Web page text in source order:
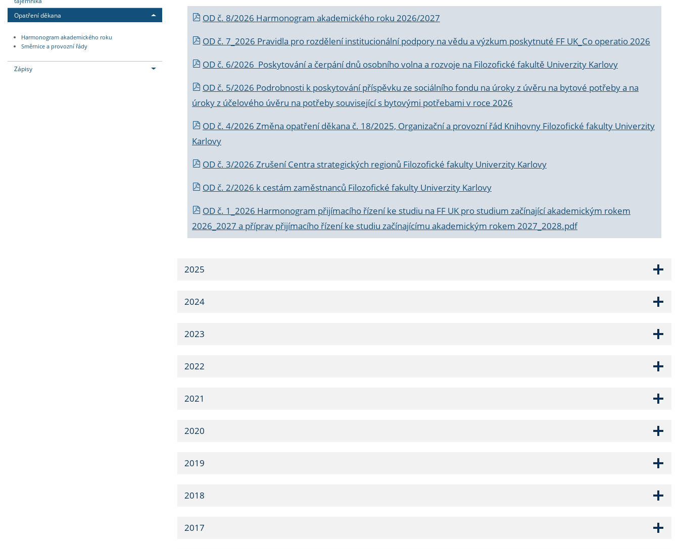
Opatření děkana
Harmonogram akademického roku
Směrnice a provozní řády
Zápisy
OD č. 8/2026 Harmonogram akademického roku 2026/2027
OD č. 7_2026 Pravidla pro rozdělení institucionální podpory na vědu a výzkum poskytnuté FF UK_Co operatio 2026
OD č. 6/2026 Poskytování a čerpání dnů osobního volna a rozvoje na Filozofické fakultě Univerzity Karlovy
OD č. 5/2026 Podrobnosti k poskytování příspěvku ze sociálního fondu na úroky z úvěru na bytové potřeby a na
úroky z účelového úvěru na potřeby související s bytovými potřebami v roce 2026
OD č. 4/2026 Změna opatření děkana č. 18/2025, Organizační a provozní řád Knihovny Filozofické fakulty Univerzity
Karlovy
OD č. 3/2026 Zrušení Centra strategických regionů Filozofické fakulty Univerzity Karlovy
OD č. 2/2026 k cestám zaměstnanců Filozofické fakulty Univerzity Karlovy
OD č. 1_2026 Harmonogram přijímacího řízení ke studiu na FF UK pro studium začínající akademickým rokem
2026_2027 a příprav přijímacího řízení ke studiu začínajícímu akademickým rokem 2027_2028.pdf
2025
2024
2023
2022
2021
2020
2019
2018
2017